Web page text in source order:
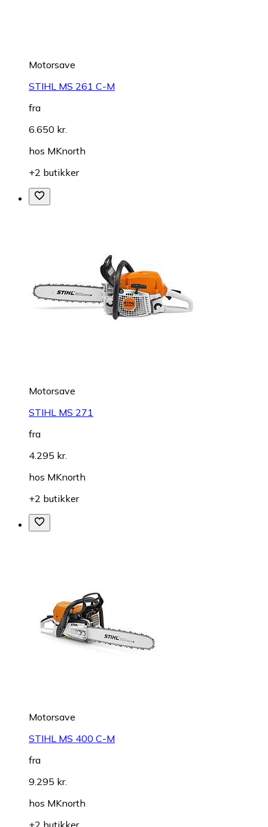
Motorsave
STIHL MS 261 C-M
fra
6.650 kr.
hos MKnorth
+2 butikker
Motorsave
STIHL MS 271
fra
4.295 kr.
hos MKnorth
+2 butikker
Motorsave
STIHL MS 400 C-M
fra
9.295 kr.
hos MKnorth
+2 butikker